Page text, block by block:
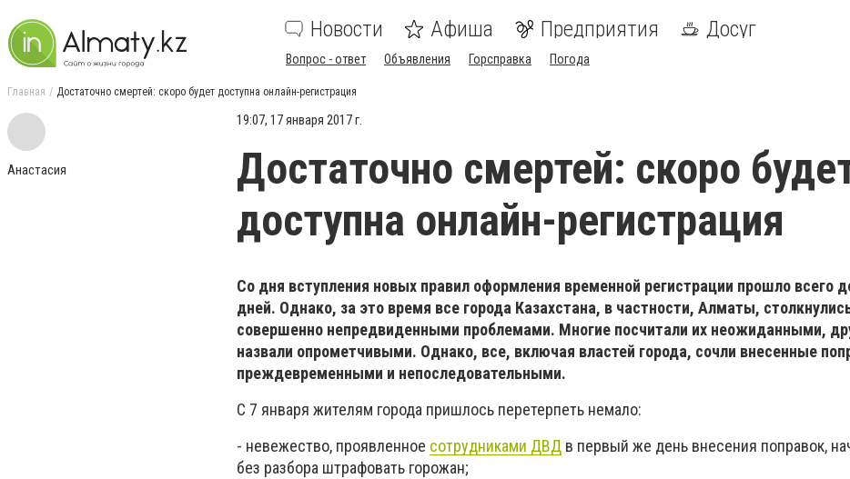
Новости Афиша Предприятия Досуг
Вопрос - ответ Объявления Горсправка Погода
Главная Достаточно смертей: скоро будет доступна онлайн-регистрация
Анастасия
19:07, 17 января 2017 г.
Достаточно смертей: скоро
доступна онлайн-регистрация
Со дня вступления новых правил оформления временной регистрации прошло всего
дней. Однако, за это время все города Казахстана, в частности, Алматы,
совершенно непредвиденными проблемами. Многие посчитали их неожиданными,
назвали опрометчивыми. Однако, все, включая властей города, сочли внесенные
преждевременными и непоследовательными.
С 7 января жителям города пришлось перетерпеть немало:
- невежество, проявленное сотрудниками ДВД в первый же день внесения поправок,
без разбора штрафовать горожан;